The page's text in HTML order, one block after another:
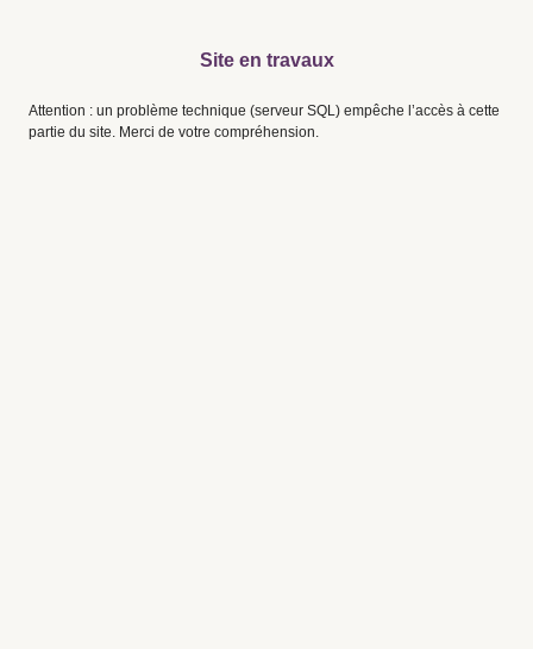
Site en travaux
Attention : un problème technique (serveur SQL) empêche l’accès à cette
partie du site. Merci de votre compréhension.